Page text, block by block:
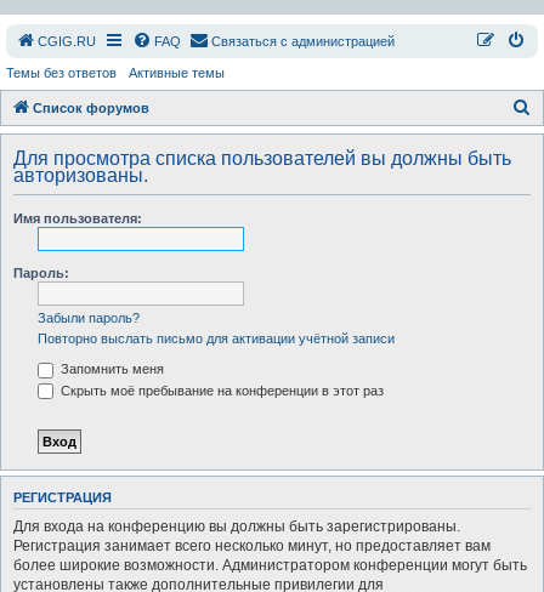
СGIG.RU FAQ Связаться с администрацией
Темы без ответов Активные темы
Список форумов
о
Для просмотра списка пользователей вы должны быть
авторизованы.
Имя пользователя:
Пароль:
Забыли пароль?
Повторно выслать письмо для активации учётной записи
Запомнить меня
Скрыть моё пребывание на конференции в этот раз
РЕГИСТРАЦИЯ
Для входа на конференцию вы должны быть зарегистрированы.
Регистрация занимает всего несколько минут, но предоставляет вам
более широкие возможности. Администратором конференции могут быть
установлены также дополнительные привилегии для